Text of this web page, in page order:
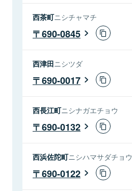
西茶町ニシチャマチ
690-0845
西津田ニシツダ
690-0017
西長江町ニシナガエチョウ
690-0132
西浜佐陀町ニシハマサダチョウ
690-0122